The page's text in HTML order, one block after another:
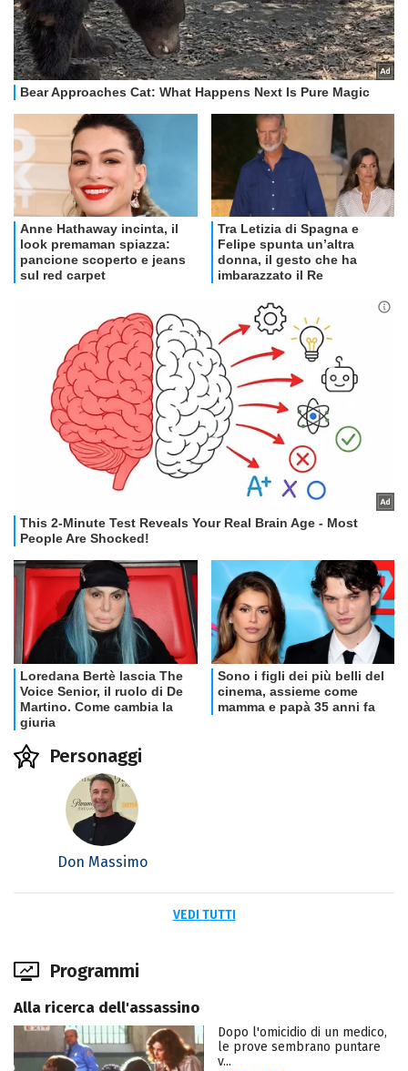
Personaggi
Don Massimo
VEDI TUTTI
Programmi
Alla ricerca dell'assassino
Dopo l'omicidio di un medico,
le prove sembrano puntare
v...